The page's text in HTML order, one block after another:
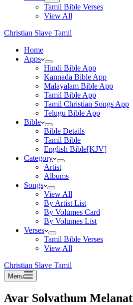
Tamil Bible Verses
View All
Christian Slave Tamil
Home
Apps
Hindi Bible App
Kannada Bible App
Malayalam Bible App
Tamil Bible App
Tamil Christian Songs App
Telugu Bible App
Bible
Bible Details
Tamil Bible
English Bible[KJV]
Category
Artist
Albums
Songs
View All
By Artist List
By Volumes Card
By Volumes List
Verses
Tamil Bible Verses
View All
Christian Slave Tamil
Menu
Avar Solvathum